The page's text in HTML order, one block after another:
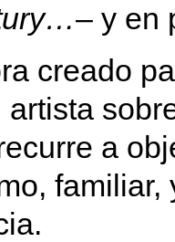
– y en
creado
a